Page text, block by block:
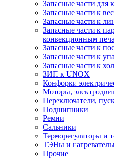
Запасные части для
Запасные части к
Запасные части к
Запасные части к
конвекционным
Запасные части к
Запасные части к
Запасные части к
ЗИП к UNOX
Конфорки
Моторы,
Переключатели,
Подшипники
Ремни
Сальники
Терморегуляторы и
ТЭНы и
Прочие